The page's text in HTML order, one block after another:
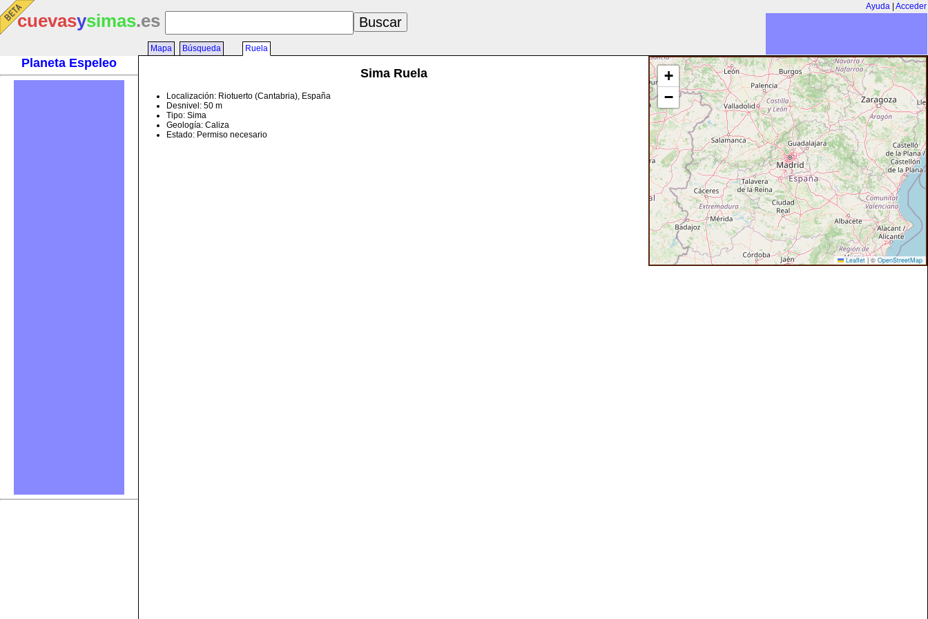
Ayuda Acceder
cuevasysimas.es
Planeta Espeleo
Mapa Búsqueda Ruela
+
−
Leaflet | © OpenStreetMap
Sima Ruela
Localización: Riotuerto (Cantabria), España
Desnivel: 50 m
Tipo: Sima
Geología: Caliza
Estado: Permiso necesario